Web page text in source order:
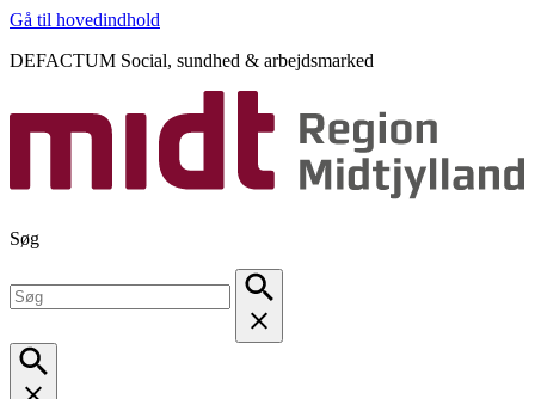
Gå til hovedindhold
DEFACTUM Social, sundhed & arbejdsmarked
Søg